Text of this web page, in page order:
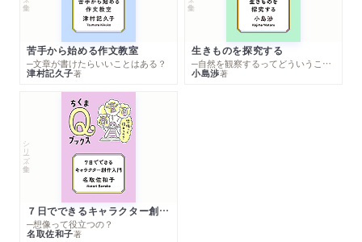
苦手から始める作文教室
─文章が書けたらいいことはある？
津村記久子著
生きものを探究する
─自然を観察するってどういうこと？
小島渉著
シリーズ・全集
７日でできるキャラクター創作入門
─想像って役立つの？
名取佐和子著